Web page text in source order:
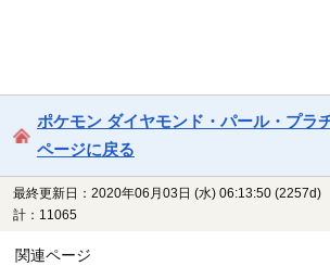
ポケモン ダイヤモンド・パール・プラ
ページに戻る
最終更新日：2020年06月03日 (水) 06:13:50 (2257d)
計：11065
関連ページ